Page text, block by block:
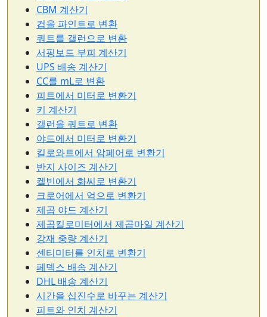
CBM 계산기
컵을 파인트로 변환
쿼트를 갤런으로 변환
서핑보드 부피 계산기
UPS 배송 계산기
CC를 mL로 변환
피트에서 미터로 변환기
키 계산기
갤런을 쿼트로 변환
야드에서 미터로 변환기
킬로와트에서 암페어로 변환기
반지 사이즈 계산기
켈빈에서 화씨로 변환기
크로어에서 억으로 변환기
제곱 야드 계산기
제곱킬로미터에서 제곱마일 계산기
강재 중량 계산기
센티미터를 인치로 변환기
페덱스 배송 계산기
DHL 배송 계산기
시간을 십진수로 바꾸는 계산기
피트와 인치 계산기